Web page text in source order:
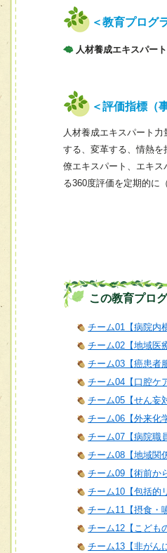
＜教育プログ
人材養成エキスパー
＜評価指標（
人材養成エキスパート
する、変革する、情熱
僚エキスパート、エキ
る360度評価を定期的に
この教育プロ
チーム01【病院内
チーム02【地域医
チーム03【癌患者
チーム04【口腔ケ
チーム05【せん妄
チーム06【外来化
チーム07【病院職
チーム08【地域関
チーム09【術前か
チーム10【包括的
チーム11【摂食・
チーム12【こども
チーム13【非がん